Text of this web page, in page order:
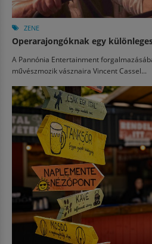
ZENE
Operarajongóknak egy
A Pannónia Entertainment
művészmozik vásznaira Vincent Cassel...